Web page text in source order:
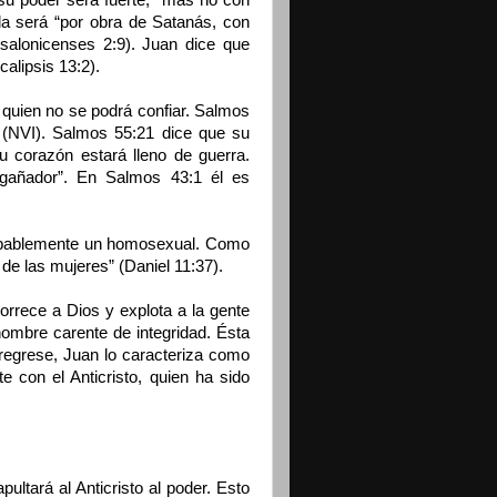
será “por obra de Satanás, con
2:9). Juan dice que
13:2).
no se podrá confiar. Salmos
Salmos 55:21 dice que su
corazón estará lleno de guerra.
En Salmos 43:1 él es
un homosexual. Como
las mujeres” (Daniel 11:37).
a Dios y explota a la gente
carente de integridad. Ésta
Juan lo caracteriza como
con el Anticristo, quien ha sido
al Anticristo al poder. Esto